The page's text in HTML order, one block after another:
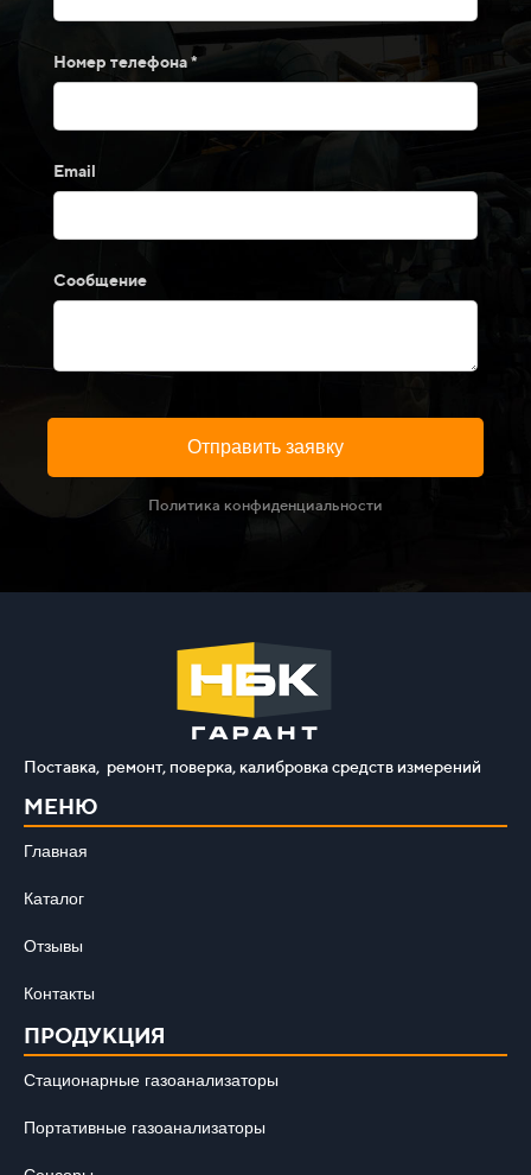
Номер телефона *
Email
Сообщение
Отправить заявку
Политика конфиденциальности
Поставка, ремонт, поверка, калибровка средств измерений
МЕНЮ
Главная
Каталог
Отзывы
Контакты
ПРОДУКЦИЯ
Стационарные газоанализаторы
Портативные газоанализаторы